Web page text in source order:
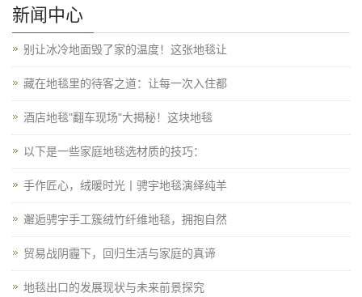
新闻中心
别让冰冷地面毁了家的温度！这张地毯让
藏在地毯里的待客之道：让每一次入住都
酒店地毯"翻车现场"大揭秘！这块地毯
以下是一些家庭地毯选材质的技巧：
手作匠心，绒暖时光丨骋宇地毯演绎纯羊
邂逅骋宇手工簇绒竹纤维地毯，拥抱自然
贸易战阴霾下，回归生活与家庭的真谛
地毯出口的发展现状与未来前景探究